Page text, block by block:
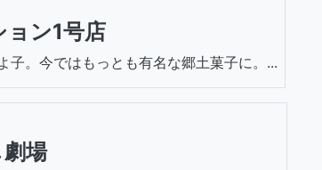
ョン1号店
子。今ではもっとも有名な郷土菓子に。...
場